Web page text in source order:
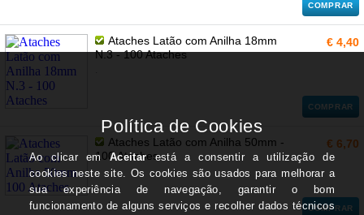
COMPRAR
Ataches Latão com Anilha 18mm
N.3 - 100 Ataches
€ 4,40
COMPRAR
Ataches Latão com Anilha 50mm -
100 Ataches
.
€ 6,70
COMPRAR